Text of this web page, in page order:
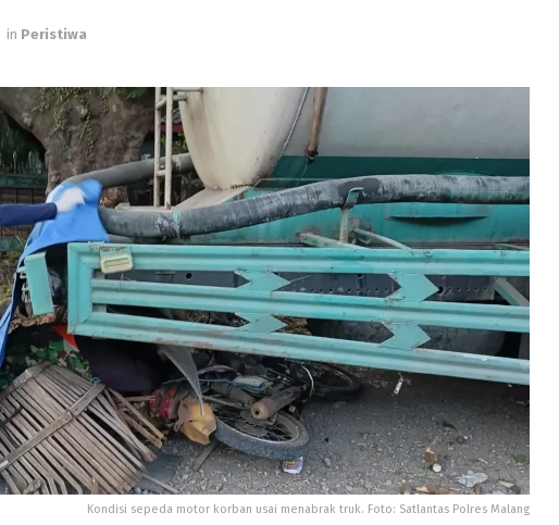
in Peristiwa
Kondisi sepeda motor korban usai menabrak truk. Foto: Satlantas Polres Malang